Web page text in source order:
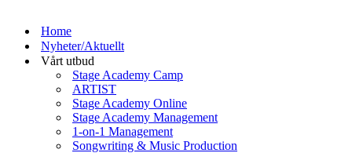
Home
Nyheter/Aktuellt
Vårt utbud
Stage Academy Camp
ARTIST
Stage Academy Online
Stage Academy Management
1-on-1 Management
Songwriting & Music Production